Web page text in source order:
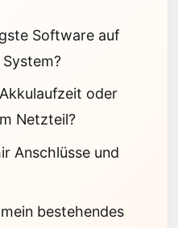
Software auf
oder
Netzteil?
Anschlüsse und
bestehendes